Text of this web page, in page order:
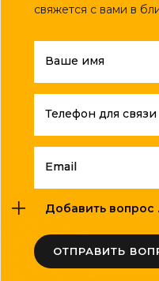
свяжется с вами в
Ваше имя
Телефон для связи
Email
Добавить вопрос
ОТПРАВИТЬ